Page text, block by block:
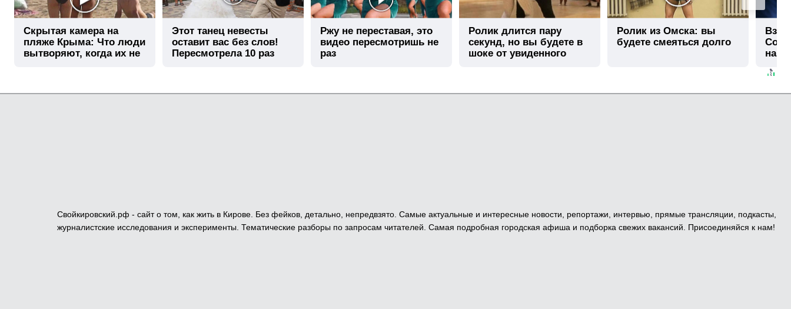
Скрытая камера на
пляже Крыма: Что люди
вытворяют, когда их не
Этот танец невесты
оставит вас без слов!
Пересмотрела 10 раз
Ржу не переставая, это
видео пересмотришь не
раз
Ролик длится пару
секунд, но вы будете в
шоке от увиденного
Ролик из Омска: вы
будете смеяться долго
Свойкировский.рф - сайт о том, как жить в Кирове. Без фейков, детально, непредвзято. Самые актуальные и интересные новости, репортажи, интервью, прямые трансляции, подкасты,
журналистские исследования и эксперименты. Тематические разборы по запросам читателей. Самая подробная городская афиша и подборка свежих вакансий. Присоединяйся к нам!